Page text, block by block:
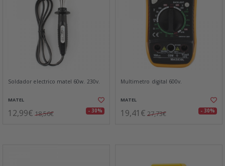
Soldador electrico matel 60w. 230v.
MATEL
12,99€ 18,56€ - 30%
Multimetro digital 600v.
MATEL
19,41€ 27,73€ - 30%